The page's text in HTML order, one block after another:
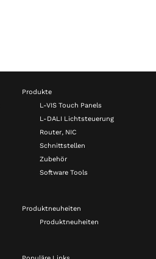
Produkte
L-VIS Touch Panels
L-DALI Lichtsteuerung
Router, NIC
Schnittstellen
Zubehör
Software Tools
Produktneuheiten
Produktneuheiten